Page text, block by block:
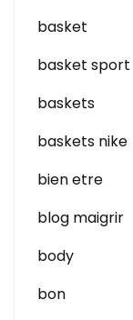
basket
basket sport
baskets
baskets nike
bien etre
blog maigrir
body
bon